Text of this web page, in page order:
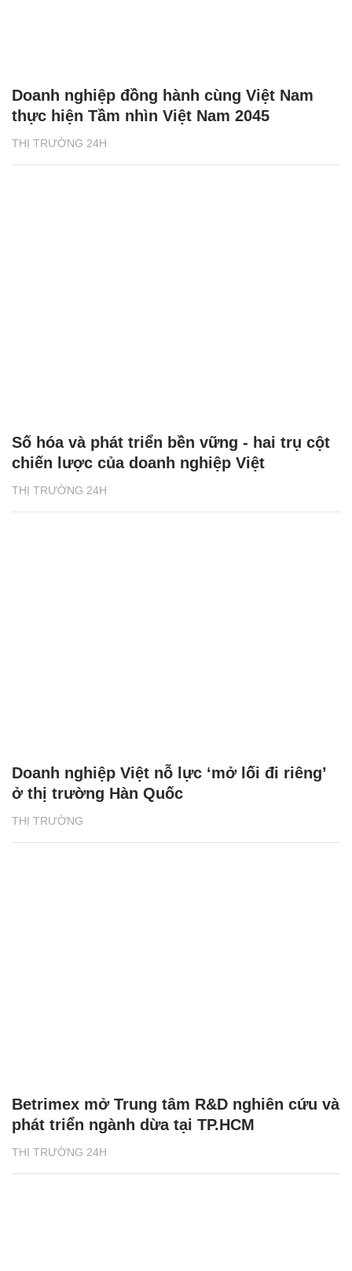
THỊ TRƯỜNG 24H
Doanh nghiệp đồng hành cùng Việt Nam
thực hiện Tầm nhìn Việt Nam 2045
THỊ TRƯỜNG 24H
Số hóa và phát triển bền vững - hai trụ cột
chiến lược của doanh nghiệp Việt
THỊ TRƯỜNG
Doanh nghiệp Việt nỗ lực ‘mở lối đi riêng’
ở thị trường Hàn Quốc
THỊ TRƯỜNG 24H
Betrimex mở Trung tâm R&D nghiên cứu và
phát triển ngành dừa tại TP.HCM